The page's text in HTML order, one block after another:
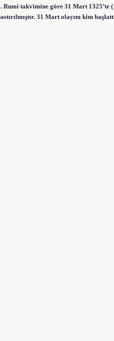
takvimine göre 31 Mart 1325’te
31 Mart olayını kim